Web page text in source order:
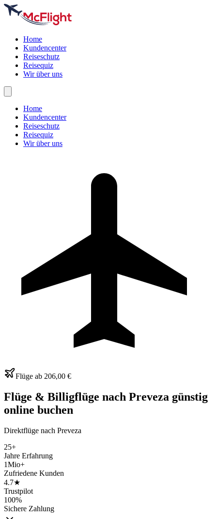
Home
Kundencenter
Reiseschutz
Reisequiz
Wir über uns
Home
Kundencenter
Reiseschutz
Reisequiz
Wir über uns
Flüge ab 206,00 €
Flüge & Billigflüge nach Preveza günstig
online buchen
Direktflüge nach Preveza
25+
Jahre Erfahrung
1Mio+
Zufriedene Kunden
4.7★
Trustpilot
100%
Sichere Zahlung